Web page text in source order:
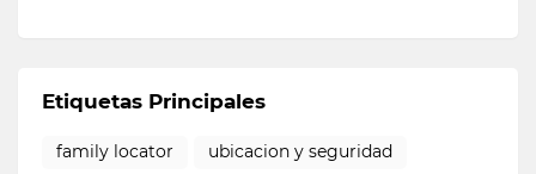
Etiquetas Principales
family locator ubicacion y seguridad